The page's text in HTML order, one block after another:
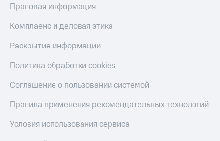
Правовая информация
Комплаенс и деловая этика
Раскрытие информации
Политика обработки cookies
Соглашение о пользовании системой
Правила применения рекомендательных технологий
Условия использования сервиса